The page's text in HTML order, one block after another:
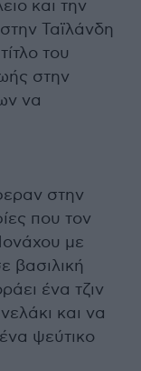
και την
Ταϊλάνδη
του
στην
να
στην
που τον
με
βασιλική
ένα τζιν
και να
ψεύτικο